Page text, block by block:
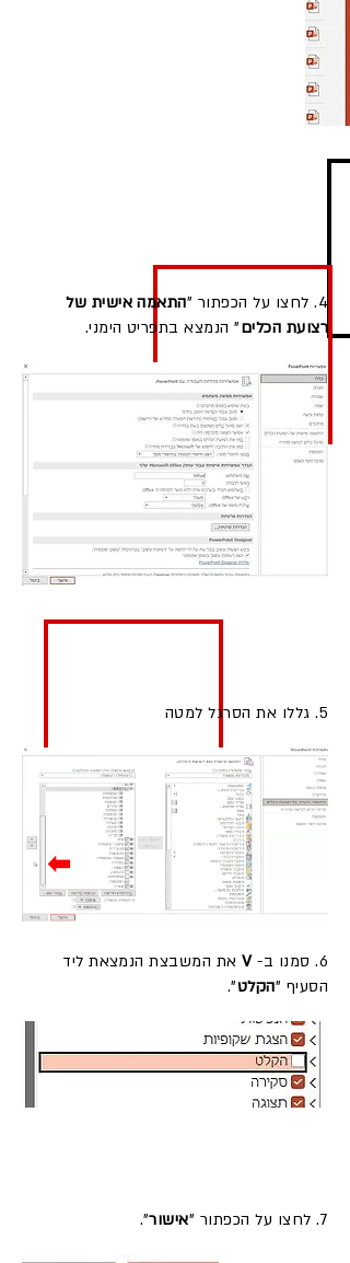
4. לחצו על הכפתור "
התאמה אישית של
רצועת הכלים" הנמצא בתפריט הימני.
5. גללו את הסרגל למטה
6. סמנו ב- Vאת המשבצת הנמצאת ליד
הסעיף "הקלט".
7. לחצו על הכפתור " אישור".